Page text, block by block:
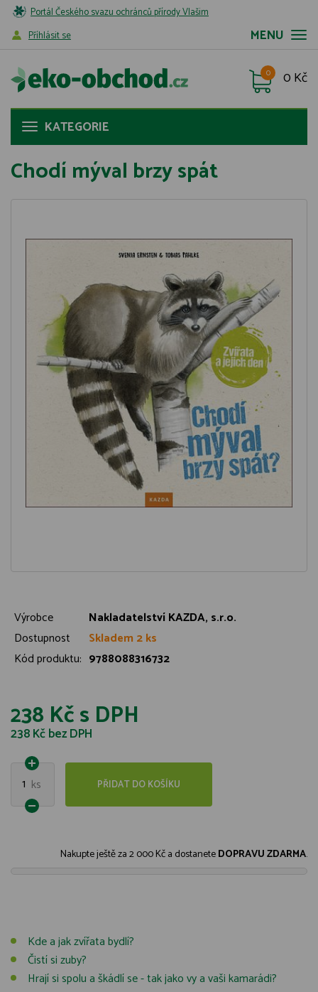
Portál Českého svazu ochránců přírody Vlašim
MENU
Příhlásit se
0 Kč
0
KATEGORIE
Chodí mýval brzy spát
Výrobce
Nakladatelství KAZDA, s.r.o.
Dostupnost
Skladem 2 ks
Kód produktu: 9788088316732
238 Kčs DPH
238 Kčbez DPH
1 ks PŘIDAT DO KOŠÍKU
Nakupte ještě za2 000 Kča dostaneteDOPRAVU ZDARMA.
Kde a jak zvířata bydlí?
Čistí si zuby?
Hrají si spolu a škádlí se - tak jako vy a vaši kamarádi?